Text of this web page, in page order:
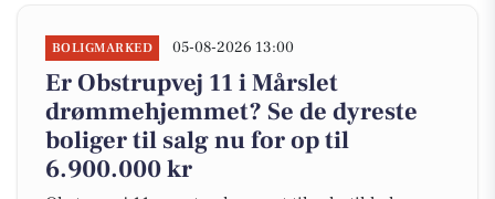
BOLIGMARKED 05-08-2026 13:00
Er Obstrupvej 11 i Mårslet
drømmehjemmet? Se de dyreste
boliger til salg nu for op til
6.900.000 kr